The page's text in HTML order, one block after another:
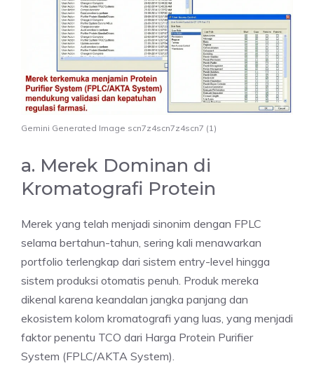
Gemini Generated Image scn7z4scn7z4scn7 (1)
a. Merek Dominan di
Kromatografi Protein
Merek yang telah menjadi sinonim dengan FPLC
selama bertahun-tahun, sering kali menawarkan
portfolio terlengkap dari sistem entry-level hingga
sistem produksi otomatis penuh. Produk mereka
dikenal karena keandalan jangka panjang dan
ekosistem kolom kromatografi yang luas, yang menjadi
faktor penentu TCO dari Harga Protein Purifier
System (FPLC/AKTA System).